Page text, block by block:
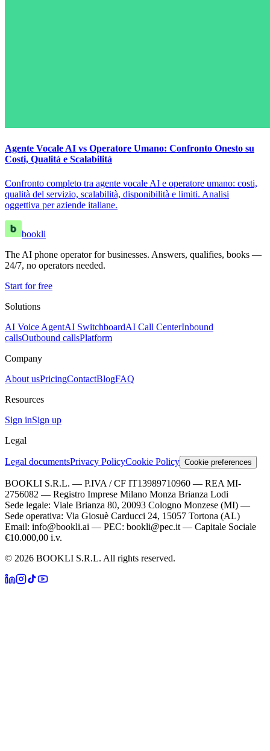
Agente Vocale AI vs Operatore Umano: Confronto Onesto su
Costi, Qualità e Scalabilità
Confronto completo tra agente vocale AI e operatore umano: costi,
qualità del servizio, scalabilità, disponibilità e limiti. Analisi
oggettiva per aziende italiane.
bookli
The AI phone operator for businesses. Answers, qualifies, books —
24/7, no operators needed.
Start for free
Solutions
AI Voice AgentAI SwitchboardAI Call CenterInbound
callsOutbound callsPlatform
Company
About usPricingContactBlogFAQ
Resources
Sign inSign up
Legal
Legal documentsPrivacy PolicyCookie Policy Cookie preferences
BOOKLI S.R.L. — P.IVA / CF IT13989710960 — REA MI-
2756082 — Registro Imprese Milano Monza Brianza Lodi
Sede legale: Viale Brianza 80, 20093 Cologno Monzese (MI) —
Sede operativa: Via Giosuè Carducci 24, 15057 Tortona (AL)
Email: info@bookli.ai — PEC: bookli@pec.it — Capitale Sociale
€10.000,00 i.v.
© 2026 BOOKLI S.R.L. All rights reserved.